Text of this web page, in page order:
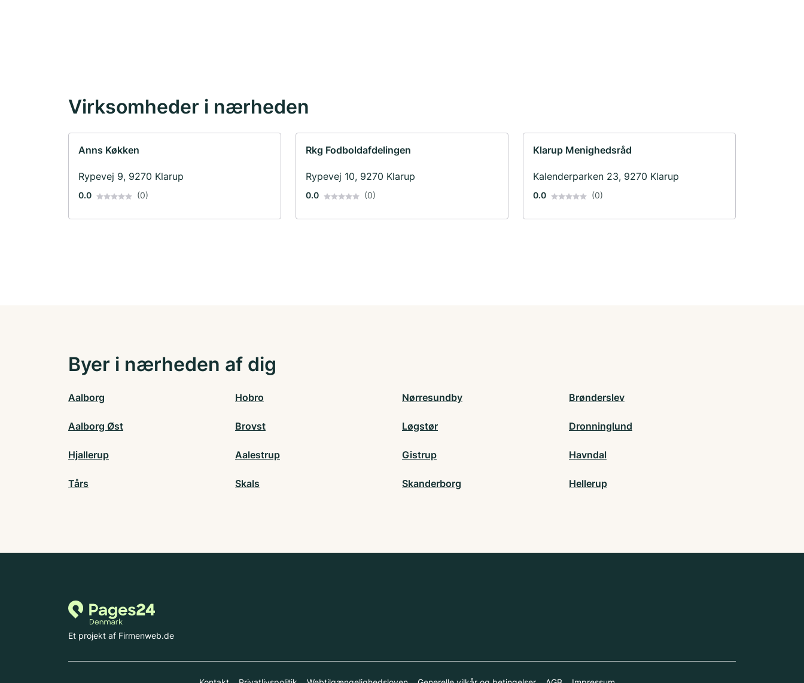
Virksomheder i nærheden
Anns Køkken
Rypevej 9, 9270 Klarup
0.0 (0)
Rkg Fodboldafdelingen
Rypevej 10, 9270 Klarup
0.0 (0)
Klarup Menighedsråd
Kalenderparken 23, 9270 Klarup
0.0 (0)
Byer i nærheden af dig
Aalborg Hobro Nørresundby Brønderslev
Aalborg Øst Brovst Løgstør Dronninglund
Hjallerup Aalestrup Gistrup Havndal
Tårs Skals Skanderborg Hellerup
Et projekt af Firmenweb.de